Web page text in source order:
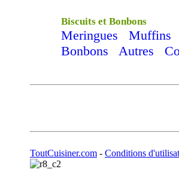
Biscuits et Bonbons
Meringues Muffins
Bonbons
Autres
ToutCuisiner.com - Conditions